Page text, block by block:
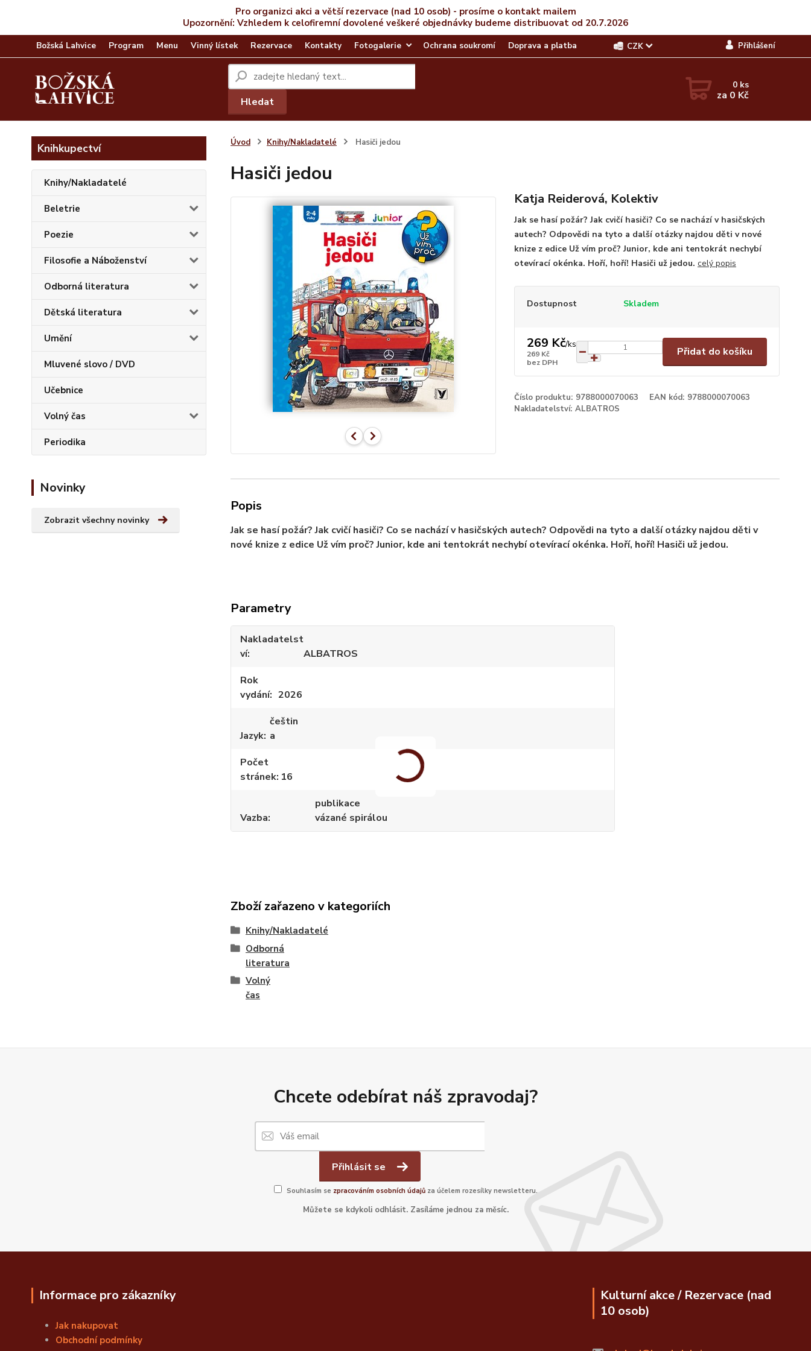
Pro organizci akci a větší rezervace (nad 10 osob) - prosíme o kontakt mailem
Upozornění: Vzhledem k celofiremní dovolené veškeré objednávky budeme distribuovat od 20.7.2026
Božská Lahvice Program Menu Vinný lístek Rezervace Kontakty Fotogalerie Ochrana soukromí Doprava a platba CZK Přihlášení
Hledat
0 ks
za 0 Kč
Knihkupectví
Knihy/Nakladatelé
Beletrie
Poezie
Filosofie a Náboženství
Odborná literatura
Dětská literatura
Umění
Mluvené slovo / DVD
Učebnice
Volný čas
Periodika
Novinky
Zobrazit všechny novinky
Úvod Knihy/Nakladatelé Hasiči jedou
Hasiči jedou
Katja Reiderová, Kolektiv
Jak se hasí požár? Jak cvičí hasiči? Co se nachází v hasičských
autech? Odpovědi na tyto a další otázky najdou děti v nové
knize z edice Už vím proč? Junior, kde ani tentokrát nechybí
otevírací okénka. Hoří, hoří! Hasiči už jedou. celý popis
Dostupnost Skladem
269 Kč/ks
269 Kč
bez DPH
Přidat do košíku
Číslo produktu: 9788000070063 EAN kód: 9788000070063
Nakladatelství: ALBATROS
Popis
Jak se hasí požár? Jak cvičí hasiči? Co se nachází v hasičských autech? Odpovědi na tyto a další otázky najdou děti v
nové knize z edice Už vím proč? Junior, kde ani tentokrát nechybí otevírací okénka. Hoří, hoří! Hasiči už jedou.
Parametry
Nakladatelst
ví
ALBATROS
Rok
vydání
2026
Jazyk
češtin
a
Počet
stránek 16
Vazba
publikace
vázané spirálou
Zboží zařazeno v kategoriích
Knihy/Nakladatelé
Odborná
literatura
Volný
čas
Chcete odebírat náš zpravodaj?
Přihlásit se
Souhlasím se zpracováním osobních údajůza účelem rozesílky newsletteru.
Můžete se kdykoli odhlásit. Zasíláme jednou za měsíc.
Informace pro zákazníky
Jak nakupovat
Obchodní podmínky
Kulturní akce / Rezervace (nad
10 osob)